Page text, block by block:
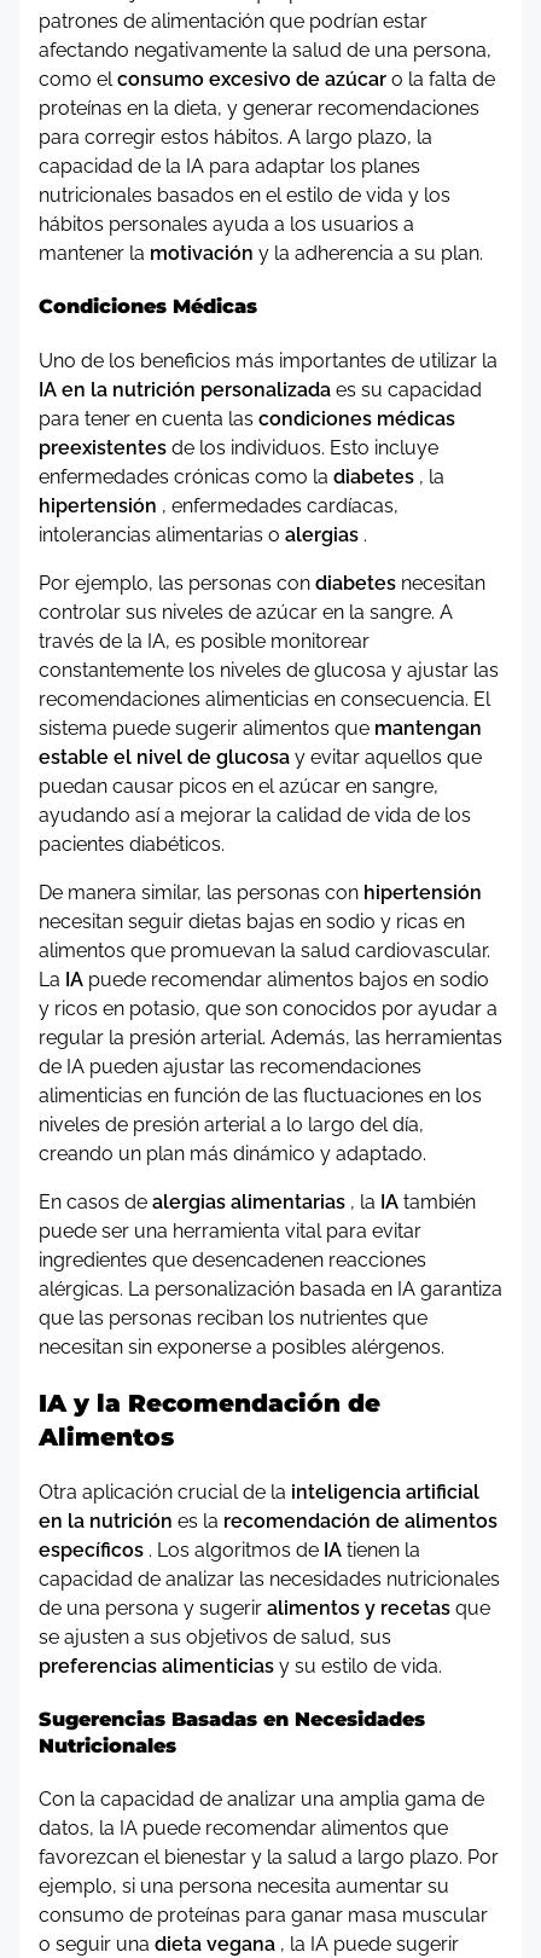
patrones de alimentación que podrían estar
afectando negativamente la salud de una persona,
como elconsumo excesivo de azúcar o la falta de
proteínas en la dieta, y generar recomendaciones
para corregir estos hábitos. A largo plazo, la
capacidad de la IA para adaptar los planes
nutricionales basados ​​en el estilo de vida y los
hábitos personales ayuda a los usuarios a
mantener la motivación y la adherencia a su plan.
Condiciones Médicas
Uno de los beneficios más importantes de utilizar la
IA en la nutrición personalizada es su capacidad
para tener en cuenta las condiciones médicas
preexistentes de los individuos. Esto incluye
enfermedades crónicas como la diabetes , la
hipertensión , enfermedades cardíacas,
intolerancias alimentarias o alergias .
Por ejemplo, las personas con diabetes necesitan
controlar sus niveles de azúcar en la sangre. A
través de la IA, es posible monitorear
constantemente los niveles de glucosa y ajustar las
recomendaciones alimenticias en consecuencia. El
sistema puede sugerir alimentos que mantengan
estable el nivel de glucosa y evitar aquellos que
puedan causar picos en el azúcar en sangre,
ayudando así a mejorar la calidad de vida de los
pacientes diabéticos.
De manera similar, las personas con hipertensión
necesitan seguir dietas bajas en sodio y ricas en
alimentos que promuevan la salud cardiovascular.
La IA puede recomendar alimentos bajos en sodio
y ricos en potasio, que son conocidos por ayudar a
regular la presión arterial. Además, las herramientas
de IA pueden ajustar las recomendaciones
alimenticias en función de las fluctuaciones en los
niveles de presión arterial a lo largo del día,
creando un plan más dinámico y adaptado.
En casos de alergias alimentarias , la IA también
puede ser una herramienta vital para evitar
ingredientes que desencadenen reacciones
alérgicas. La personalización basada en IA garantiza
que las personas reciban los nutrientes que
necesitan sin exponerse a posibles alérgenos.
IA y la Recomendación de
Alimentos
Otra aplicación crucial de la inteligencia artificial
en la nutrición es la recomendación de alimentos
específicos . Los algoritmos de IA tienen la
capacidad de analizar las necesidades nutricionales
de una persona y sugerir alimentos y recetas que
se ajusten a sus objetivos de salud, sus
preferencias alimenticias y su estilo de vida.
Sugerencias Basadas en Necesidades
Nutricionales
Con la capacidad de analizar una amplia gama de
datos, la IA puede recomendar alimentos que
favorezcan el bienestar y la salud a largo plazo. Por
ejemplo, si una persona necesita aumentar su
consumo de proteínas para ganar masa muscular
o seguir una dieta vegana , la IA puede sugerir